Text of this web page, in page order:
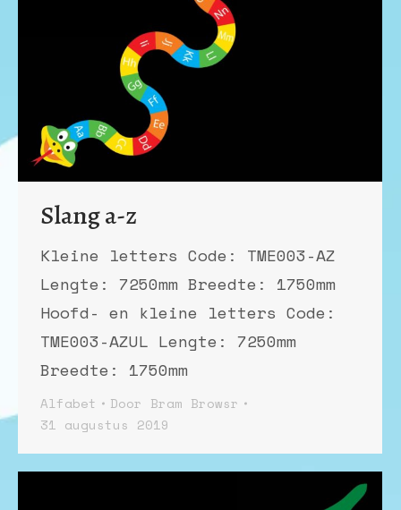
Slang a-z
Kleine letters Code: TME003-AZ
Lengte: 7250mm Breedte: 1750mm
Hoofd- en kleine letters Code:
TME003-AZUL Lengte: 7250mm
Breedte: 1750mm
Alfabet Door Bram Browsr
31 augustus 2019